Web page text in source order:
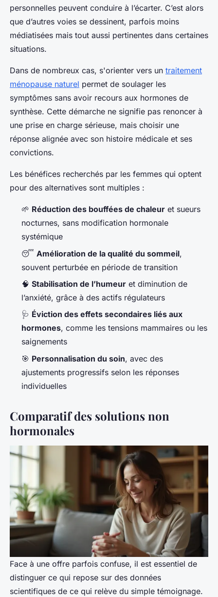
personnelles peuvent conduire à l’écarter. C’est alors
que d’autres voies se dessinent, parfois moins
médiatisées mais tout aussi pertinentes dans certaines
situations.
Dans de nombreux cas, s'orienter vers un traitement
ménopause naturel permet de soulager les
symptômes sans avoir recours aux hormones de
synthèse. Cette démarche ne signifie pas renoncer à
une prise en charge sérieuse, mais choisir une
réponse alignée avec son histoire médicale et ses
convictions.
Les bénéfices recherchés par les femmes qui optent
pour des alternatives sont multiples :
🌱 Réduction des bouffées de chaleur et sueurs
nocturnes, sans modification hormonale
systémique
😴 Amélioration de la qualité du sommeil,
souvent perturbée en période de transition
🧠 Stabilisation de l’humeur et diminution de
l’anxiété, grâce à des actifs régulateurs
🩺 Éviction des effets secondaires liés aux
hormones, comme les tensions mammaires ou les
saignements
🎯 Personnalisation du soin, avec des
ajustements progressifs selon les réponses
individuelles
Comparatif des solutions non
hormonales
Face à une offre parfois confuse, il est essentiel de
distinguer ce qui repose sur des données
scientifiques de ce qui relève du simple témoignage.